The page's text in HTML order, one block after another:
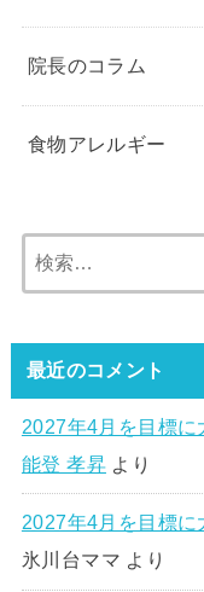
院長のコラム
食物アレルギー
最近のコメント
2027年4月を目標に
能登 孝昇より
2027年4月を目標に
氷川台ママ より